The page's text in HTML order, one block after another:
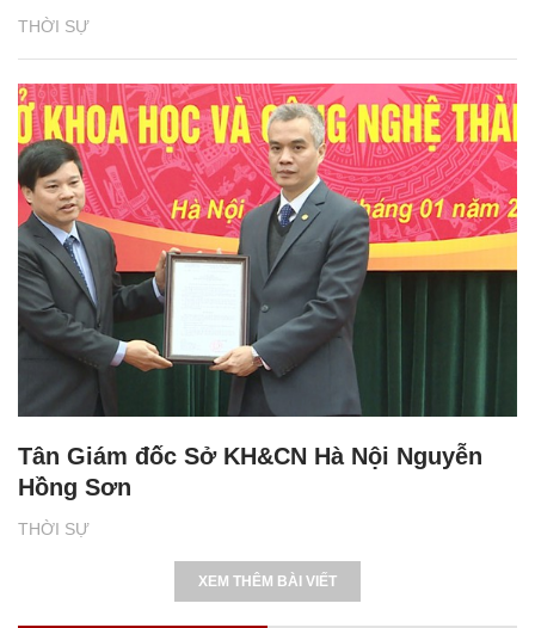
THỜI SỰ
THỜI SỰ
Tân Giám đốc Sở KH&CN Hà Nội Nguyễn
Hồng Sơn
XEM THÊM BÀI VIẾT